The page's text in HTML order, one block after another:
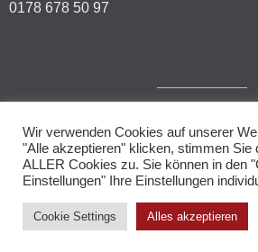
0178 678 50 97
Impressum
Datenschutzerklärung
© 2026. Allegianttheme by
Wir verwenden Cookies auf unserer
"Alle akzeptieren" klicken, stimmen Sie
ALLER Cookies zu. Sie können in den
Einstellungen" Ihre Einstellungen
Cookie Settings Alles akzeptieren